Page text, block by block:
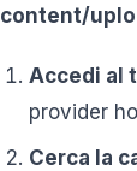
content/
Accedi al
provider
Cerca la